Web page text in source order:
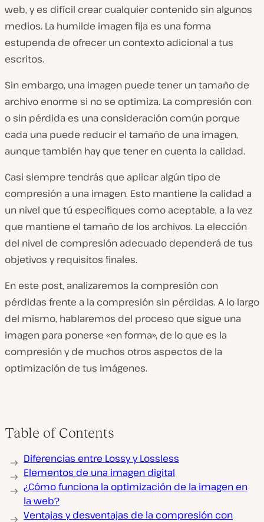
web, y es difícil crear cualquier contenido sin algunos
medios. La humilde imagen fija es una forma
estupenda de ofrecer un contexto adicional a tus
escritos.
Sin embargo, una imagen puede tener un tamaño de
archivo enorme si no se optimiza. La compresión con
o sin pérdida es una consideración común porque
cada una puede reducir el tamaño de una imagen,
aunque también hay que tener en cuenta la calidad.
Casi siempre tendrás que aplicar algún tipo de
compresión a una imagen. Esto mantiene la calidad a
un nivel que tú especifiques como aceptable, a la vez
que mantiene el tamaño de los archivos. La elección
del nivel de compresión adecuado dependerá de tus
objetivos y requisitos finales.
En este post, analizaremos la compresión con
pérdidas frente a la compresión sin pérdidas. A lo largo
del mismo, hablaremos del proceso que sigue una
imagen para ponerse «en forma», de lo que es la
compresión y de muchos otros aspectos de la
optimización de tus imágenes.
Table of Contents
Diferencias entre Lossy y Lossless
Elementos de una imagen digital
¿Cómo funciona la optimización de la imagen en
la web?
Ventajas y desventajas de la compresión con